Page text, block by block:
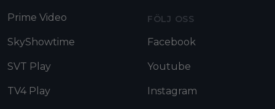
Prime Video
SkyShowtime
SVT Play
TV4 Play
FÖLJ OSS
Facebook
Youtube
Instagram